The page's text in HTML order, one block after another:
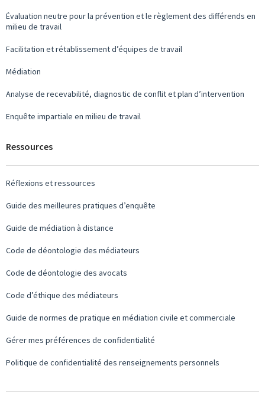
Évaluation neutre pour la prévention et le règlement des différends en
milieu de travail
Facilitation et rétablissement d’équipes de travail
Médiation
Analyse de recevabilité, diagnostic de conflit et plan d’intervention
Enquête impartiale en milieu de travail
Ressources
Réflexions et ressources
Guide des meilleures pratiques d’enquête
Guide de médiation à distance
Code de déontologie des médiateurs
Code de déontologie des avocats
Code d’éthique des médiateurs
Guide de normes de pratique en médiation civile et commerciale
Gérer mes préférences de confidentialité
Politique de confidentialité des renseignements personnels